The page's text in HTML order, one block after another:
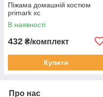
Піжама домашній костюм
primark хс
В наявності
432 ₴/комплект
Купити
Про нас